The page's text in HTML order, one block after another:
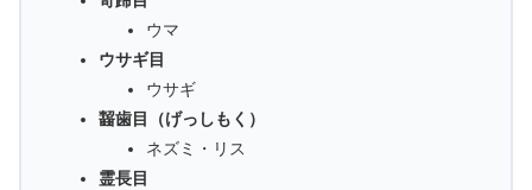
ウマ
ウサギ目
ウサギ
齧歯目（げっしもく）
ネズミ・リス
霊長目